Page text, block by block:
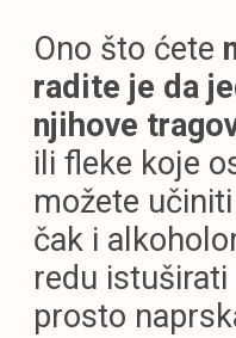
Ono što ćete
radite je da
njihove
ili fleke koje
možete
čak i
redu
prosto